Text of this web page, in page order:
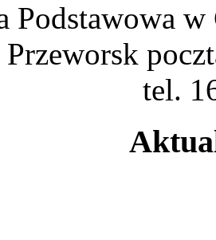
Podstawowa
Przeworsk
tel.